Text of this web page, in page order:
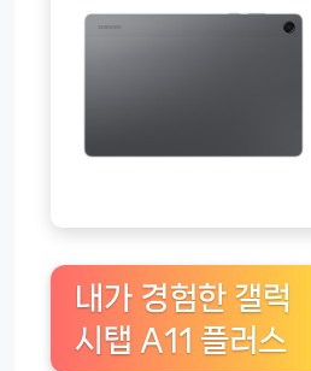
내가 경험한 갤럭
시탭 A11 플러스